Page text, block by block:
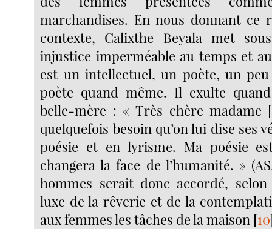
marchandises. En nous donnant ce
contexte, Calixthe Beyala met
injustice imperméable au temps et
est un intellectuel, un poète, un
poète quand même. Il exulte
belle-mère : « Très chère madame
quelquefois besoin qu’on lui dise ses
poésie et en lyrisme. Ma poésie
changera la face de l’humanité. »
hommes serait donc accordé,
luxe de la rêverie et de la
aux femmes les tâches de la maison [10